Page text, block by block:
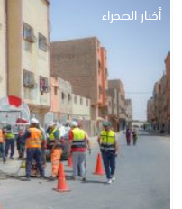
أخبار الصحراء